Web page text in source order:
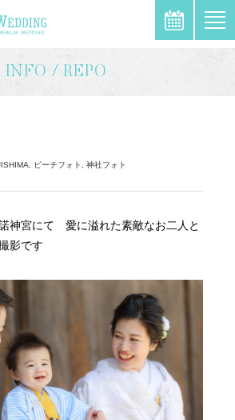
INFO / REPO
ビーチフォト, 神社フォト
神宮にて 愛に溢れた素敵なお二人と
影です